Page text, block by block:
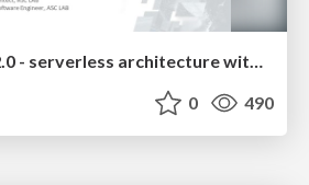
Azure Functions 2.0 - serverless architecture with real world example
0 490